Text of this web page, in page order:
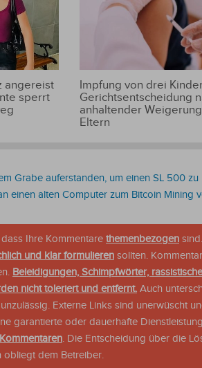
angereist
sperrt
Impfung von drei
Gerichtsentscheidung
anhaltender
Eltern
Grabe auferstanden, um einen SL 500
einen alten Computer zum Bitcoin Mining
Ihre Kommentare themenbezogen
und klar formulieren sollten.
Beleidigungen, Schimpfwörter,
nicht toleriert und entfernt. Auch
Externe Links sind unerwüscht
garantierte oder dauerhafte
. Die Entscheidung über die
dem Betreiber.